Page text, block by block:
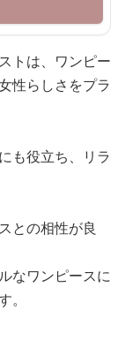
トは、ワンピー
性らしさをプラ
も役立ち、リラ
との相性が良
なワンピースに